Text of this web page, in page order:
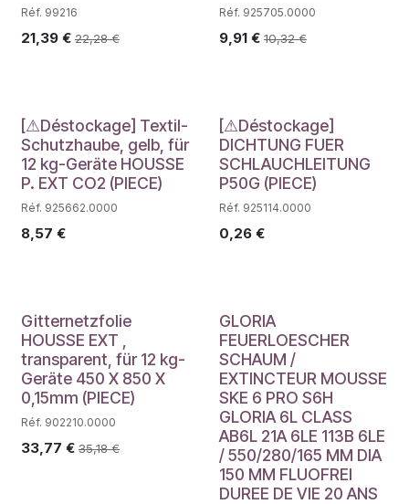
Réf. 99216
21,39 € 22,28€
Réf. 925705.0000
9,91€ 10,32€
Déstockage
[⚠Déstockage] Textil-
Schutzhaube, gelb, für
12 kg-Geräte HOUSSE
P. EXT CO2 (PIECE)
Réf. 925662.0000
8,57 €
Déstockage
[⚠Déstockage]
DICHTUNG FUER
SCHLAUCHLEITUNG
P50G (PIECE)
Réf. 925114.0000
0,26€
Gitternetzfolie
HOUSSE EXT ,
transparent, für 12 kg-
Geräte 450 X 850 X
0,15mm (PIECE)
Réf. 902210.0000
33,77 € 35,18€
GLORIA
FEUERLOESCHER
SCHAUM /
EXTINCTEUR MOUSSE
SKE 6 PRO S6H
GLORIA 6L CLASS
AB6L 21A 6LE 113B 6LE
/ 550/280/165 MM DIA
150 MM FLUOFREI
DUREE DE VIE 20 ANS